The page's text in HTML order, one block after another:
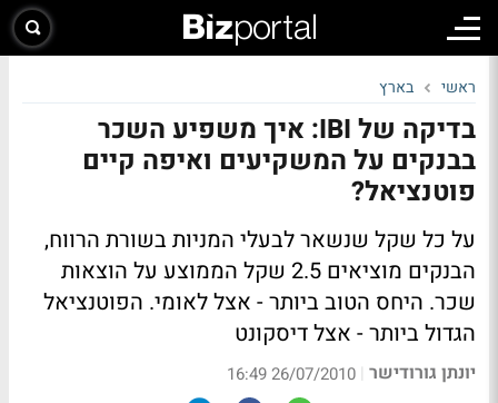
ראשי בארץ
בדיקה של IBI: איך משפיע השכר
בבנקים על המשקיעים ואיפה קיים
פוטנציאל?
על כל שקל שנשאר לבעלי המניות בשורת הרווח,
הבנקים מוציאים 2.5 שקל הממוצע על הוצאות
שכר. היחס הטוב ביותר - אצל לאומי. הפוטנציאל
הגדול ביותר - אצל דיסקונט
יונתן גורודישר |
26/07/2010 16:49